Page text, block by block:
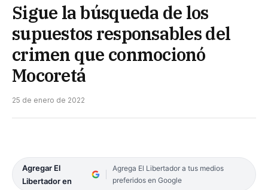
Sigue la búsqueda de los
supuestos responsables del
crimen que conmocionó
Mocoretá
25 de enero de 2022
Agregar El
Libertador en
Agrega El Libertador a tus medios
preferidos en Google